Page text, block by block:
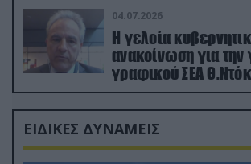
04.07.2026
Η γελοία
ανακοίνωση για
γραφικού ΣΕΑ
Ρώσους φαρσέρ
ΕΙΔΙΚΕΣ ΔΥΝΑΜΕΙΣ